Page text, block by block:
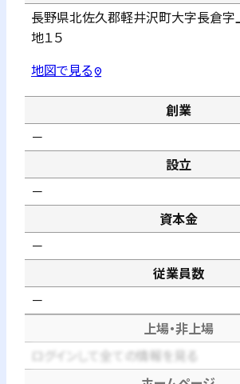
長野県北佐久郡軽井沢町大字長倉字
地１５
地図で見るpin_drop
創業
－
設立
－
資本金
－
従業員数
－
上場・非上場
ログインして全ての情報を見る